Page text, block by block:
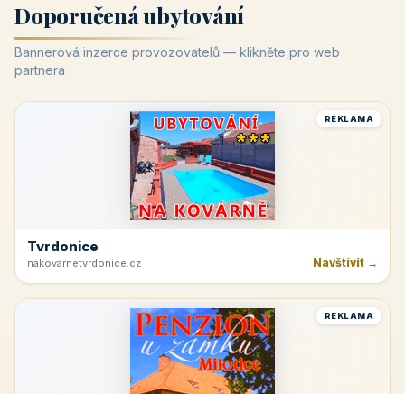
Doporučená ubytování
Bannerová inzerce provozovatelů — klikněte pro web
partnera
REKLAMA
Tvrdonice
nakovarnetvrdonice.cz Navštívit →
REKLAMA